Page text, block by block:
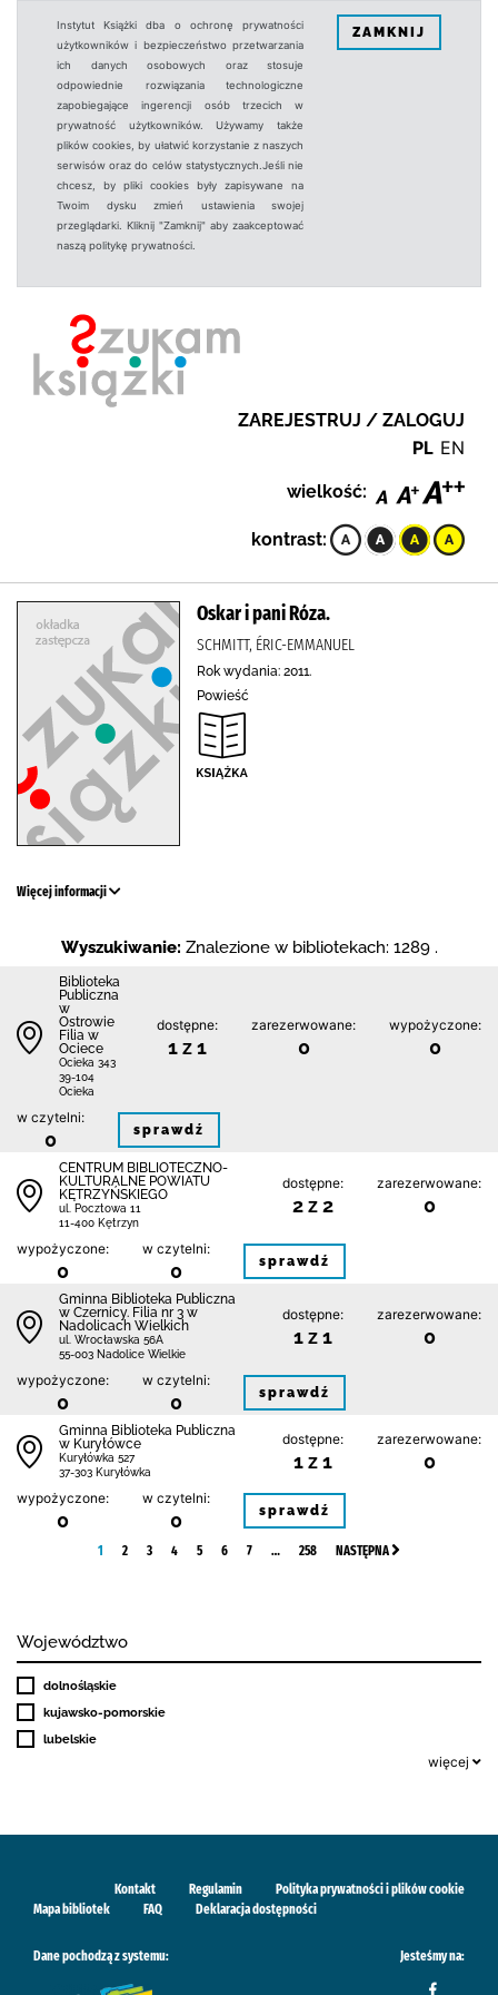
Instytut Książki dba o ochronę prywatności
użytkowników i bezpieczeństwo przetwarzania
ich danych osobowych oraz stosuje
odpowiednie rozwiązania technologiczne
zapobiegające ingerencji osób trzecich w
prywatność użytkowników. Używamy także
plików cookies, by ułatwić korzystanie z naszych
serwisów oraz do celów statystycznych.Jeśli nie
chcesz, by pliki cookies były zapisywane na
Twoim dysku zmień ustawienia swojej
przeglądarki. Kliknij "Zamknij" aby zaakceptować
naszą politykę prywatności.
ZAMKNIJ
ZAREJESTRUJ / ZALOGUJ
PL EN
wielkość:
kontrast:
Oskar i pani Róza.
SCHMITT, ÉRIC-EMMANUEL
Rok wydania: 2011.
Powieść
Więcej informacji
Wyszukiwanie: Znalezione w bibliotekach: 1289 .
Biblioteka
Publiczna
w
Ostrowie
Filia w
Ociece
Ocieka 343
39-104
Ocieka
dostępne:
1 z 1
zarezerwowane:
0
wypożyczone:
0
w czytelni:
0 sprawdź
CENTRUM BIBLIOTECZNO-
KULTURALNE POWIATU
KĘTRZYŃSKIEGO
ul. Pocztowa 11
11-400 Kętrzyn
dostępne:
2 z 2
zarezerwowane:
0
wypożyczone:
0
w czytelni:
0 sprawdź
Gminna Biblioteka Publiczna
w Czernicy. Filia nr 3 w
Nadolicach Wielkich
ul. Wrocławska 56A
55-003 Nadolice Wielkie
dostępne:
1 z 1
zarezerwowane:
0
wypożyczone:
0
w czytelni:
0 sprawdź
Gminna Biblioteka Publiczna
w Kuryłówce
Kuryłówka 527
37-303 Kuryłówka
dostępne:
1 z 1
zarezerwowane:
0
wypożyczone:
0
w czytelni:
0 sprawdź
1 2 3 4 5 6 7 … 258 NASTĘPNA
Województwo
dolnośląskie
kujawsko-pomorskie
lubelskie
więcej
Kontakt Regulamin
Polityka prywatności i plików cookie
Mapa bibliotek
FAQ Deklaracja dostępności
Dane pochodzą z systemu: Jesteśmy na: